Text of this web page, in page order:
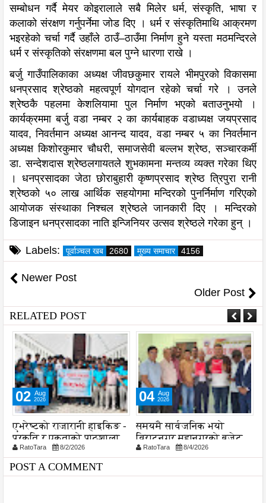
सम्बोधन गर्दै मेयर कोइरालाले सबै मिलेर धर्म, संस्कृति, भाषा र
कलाको संरक्षण गर्नुपर्नेमा जोड दिए । धर्म र संस्कृतिमाथि आक्रमण
भइरहेको चर्चा गर्दै उहाँले ठाउँ–ठाउँमा निर्माण हुने यस्ता मठमन्दिरले
धर्म र संस्कृतिको संरक्षणमा बल पुग्ने धारणा राखे ।
बर्जु गाउँपालिकाका अध्यक्ष जीवछकुमार रायले भीमपुरको विकासमा
धनप्रसाद श्रेष्ठको महत्वपूर्ण योगदान रहेको चर्चा गरे । उनले
श्रेष्ठकै पहलमा केशलियामा पुल निर्माण भएको बताउनुभयो ।
कार्यक्रममा बर्जु वडा नम्बर २ का कार्यबाहक वडाध्यक्ष जयप्रसाद
यादव, निवर्तमान अध्यक्ष आनन्द यादव, वडा नम्बर ५ का निवर्तमान
अध्यक्ष किशोरकुमार चौधरी, समाजसेवी बल्लभ श्रेष्ठ, सञ्चारकर्मी
डा. सन्देशदास श्रेष्ठलगायतले शुभकामना मन्तव्य व्यक्त गरेका थिए
। धनप्रसादका जेठा छोराबुहारी कृष्णप्रसाद श्रेष्ठ त्रिपुरा रानी
श्रेष्ठको ५० लाख आर्थिक सहयोगमा मन्दिरको पुनर्निर्माण गरिएको
आयोजक संस्थाका निश्चल श्रेष्ठले जानकारी दिए । मन्दिरको
डिजाइन धनप्रसादका नाति इन्जिनियर उत्सव श्रेष्ठले गरेका हुन् ।
Labels: पूर्वाञ्चल खब 2680 मुख्य समाचार 4156
Newer Post
Older Post
RELATED POST
02 Aug
2026
एभरेष्टको राजारानी हाइकिङ -
प्रकृति र एकताको पाठशाला
RatoTara 8/2/2026
04 Aug
2026
समयमै सार्वजनिक भयो
विराटनगर महानगरको बजेट
पुस्तिका, कार्यान्वयन प्रक्रिया
पनि सुरु
RatoTara 8/4/2026
POST A COMMENT